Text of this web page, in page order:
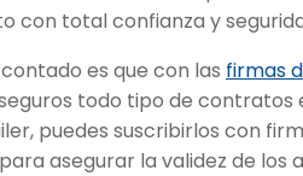
con total confianza y
es que con las firmas
todo tipo de contratos
puedes suscribirlos con
asegurar la validez de los